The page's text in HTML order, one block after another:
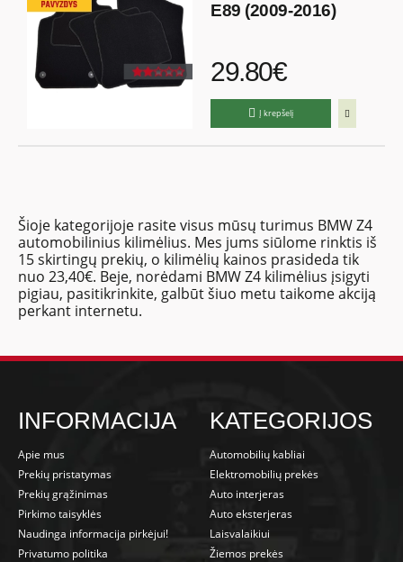
E89 (2009-2016)
29.80€
Į krepšelį
Šioje kategorijoje rasite visus mūsų turimus BMW Z4
automobilinius kilimėlius. Mes jums siūlome rinktis iš
15 skirtingų prekių, o kilimėlių kainos prasideda tik
nuo 23,40€. Beje, norėdami BMW Z4 kilimėlius įsigyti
pigiau, pasitikrinkite, galbūt šiuo metu taikome akciją
perkant internetu.
INFORMACIJA
Apie mus
Prekių pristatymas
Prekių grąžinimas
Pirkimo taisyklės
Naudinga informacija pirkėjui!
Privatumo politika
KATEGORIJOS
Automobilių kabliai
Elektromobilių prekės
Auto interjeras
Auto eksterjeras
Laisvalaikiui
Žiemos prekės